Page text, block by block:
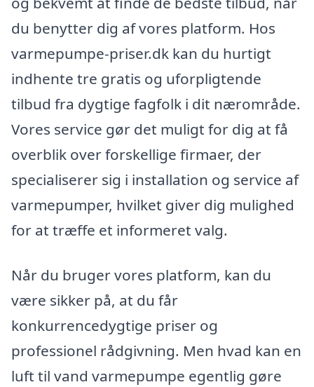
du benytter dig af vores platform. Hos
varmepumpe-priser.dk kan du hurtigt
indhente tre gratis og uforpligtende
tilbud fra dygtige fagfolk i dit nærområde.
Vores service gør det muligt for dig at få
overblik over forskellige firmaer, der
specialiserer sig i installation og service af
varmepumper, hvilket giver dig mulighed
for at træffe et informeret valg.
Når du bruger vores platform, kan du
være sikker på, at du får
konkurrencedygtige priser og
professionel rådgivning. Men hvad kan en
luft til vand varmepumpe egentlig gøre